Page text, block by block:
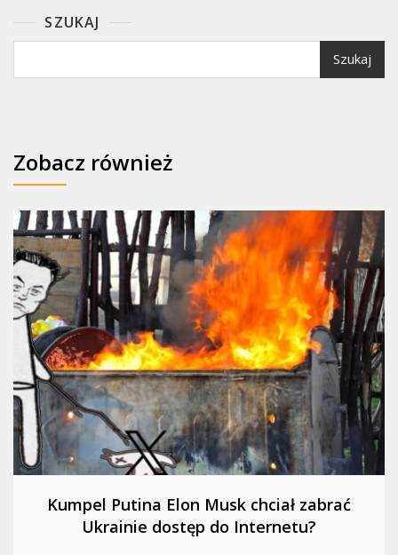
SZUKAJ
Szukaj
Zobacz również
Kumpel Putina Elon Musk chciał zabrać
Ukrainie dostęp do Internetu?